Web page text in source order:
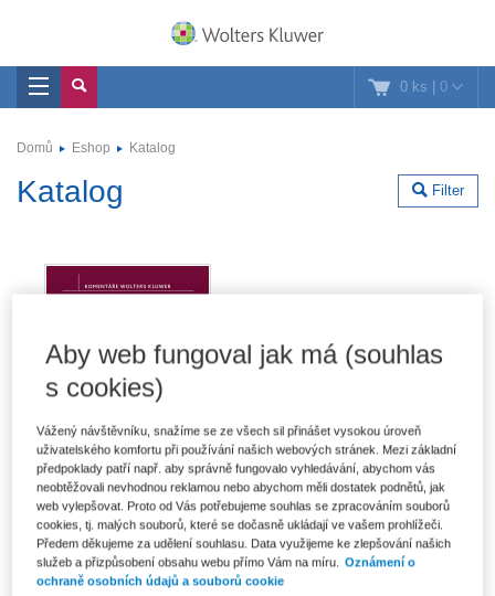
0 ks | 0
Domů Eshop Katalog
Filter
Katalog
Zákon o sociálně-právní ochraně
dětí (č. 359/1999 Sb.).
Komentář -...
Od 1 797 Kč
Aby web fungoval jak má (souhlas
s cookies)
Vážený návštěvníku, snažíme se ze všech sil přinášet vysokou úroveň
uživatelského komfortu při používání našich webových stránek. Mezi základní
předpoklady patří např. aby správně fungovalo vyhledávání, abychom vás
neobtěžovali nevhodnou reklamou nebo abychom měli dostatek podnětů, jak
web vylepšovat. Proto od Vás potřebujeme souhlas se zpracováním souborů
cookies, tj. malých souborů, které se dočasně ukládají ve vašem prohlížeči.
Předem děkujeme za udělení souhlasu. Data využijeme ke zlepšování našich
služeb a přizpůsobení obsahu webu přímo Vám na míru. Oznámení o
ochraně osobních údajů a souborů cookie